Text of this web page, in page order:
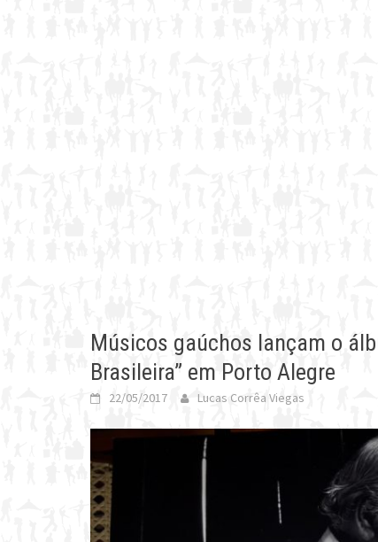
Músicos gaúchos lançam o
Brasileira” em Porto Alegre
22/05/2017 Lucas Corrêa Viegas